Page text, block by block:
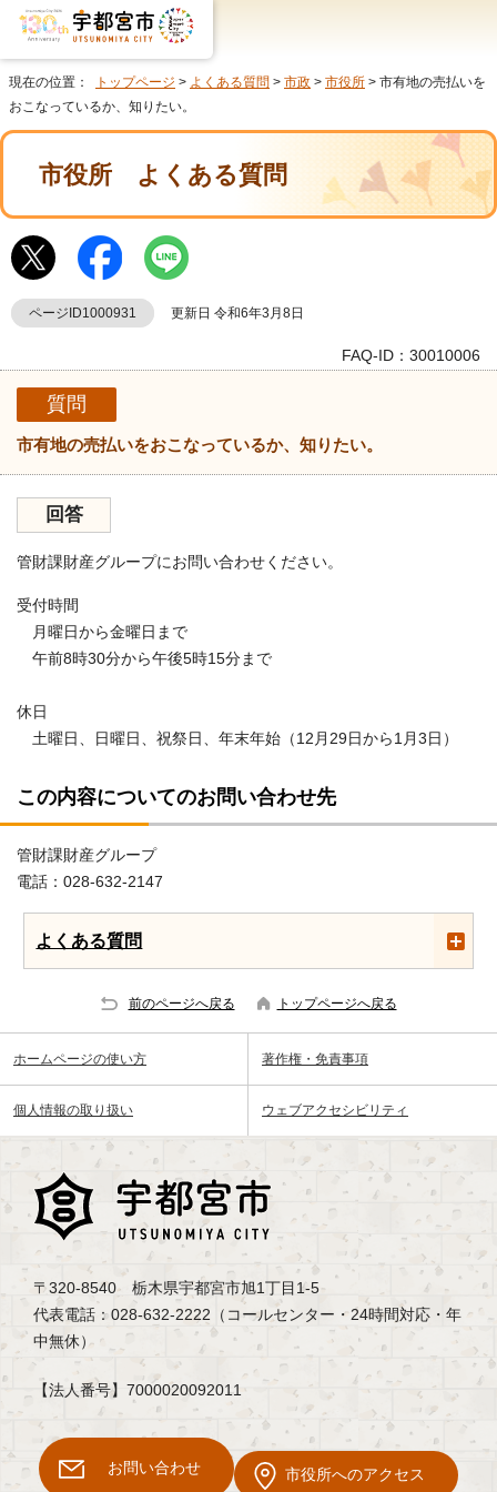
現在の位置： トップページ > よくある質問 > 市政 > 市役所 > 市有地の売払いを
おこなっているか、知りたい。
市役所 よくある質問
ページID1000931 更新日 令和6年3月8日
FAQ-ID：30010006
質問
市有地の売払いをおこなっているか、知りたい。
回答
管財課財産グループにお問い合わせください。
受付時間
月曜日から金曜日まで
午前8時30分から午後5時15分まで
休日
土曜日、日曜日、祝祭日、年末年始（12月29日から1月3日）
この内容についてのお問い合わせ先
管財課財産グループ
電話：028-632-2147
よくある質問
前のページへ戻る トップページへ戻る
ホームページの使い方 著作権・免責事項
個人情報の取り扱い ウェブアクセシビリティ
〒320-8540 栃木県宇都宮市旭1丁目1-5
代表電話：028-632-2222（コールセンター・24時間対応・年
中無休）
【法人番号】7000020092011
お問い合わせ 市役所へのアクセス